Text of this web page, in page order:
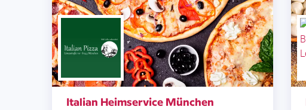
Italian Heimservice München